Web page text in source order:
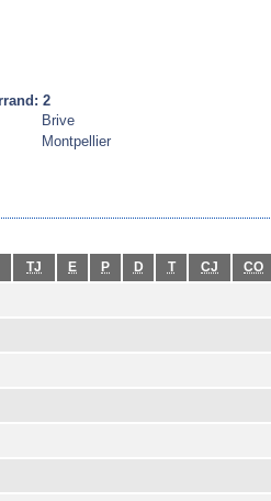
2
Brive
Montpellier
TJ E P D T CJ CO